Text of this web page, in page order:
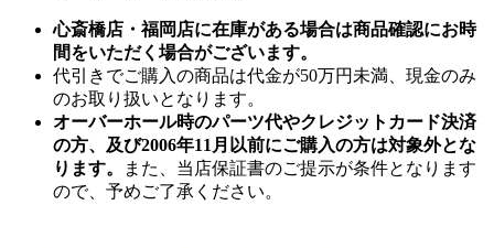
心斎橋店・福岡店に在庫がある場合は商品確認にお時
間をいただく場合がございます。
代引きでご購入の商品は代金が50万円未満、現金のみ
のお取り扱いとなります。
オーバーホール時のパーツ代やクレジットカード決済
の方、及び2006年11月以前にご購入の方は対象外とな
ります。
また、当店保証書のご提示が条件となります
ので、予めご了承ください。